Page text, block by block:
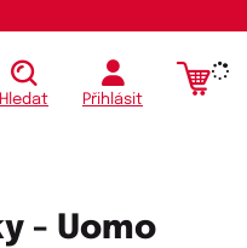
Hledat Přihlásit
- Uomo